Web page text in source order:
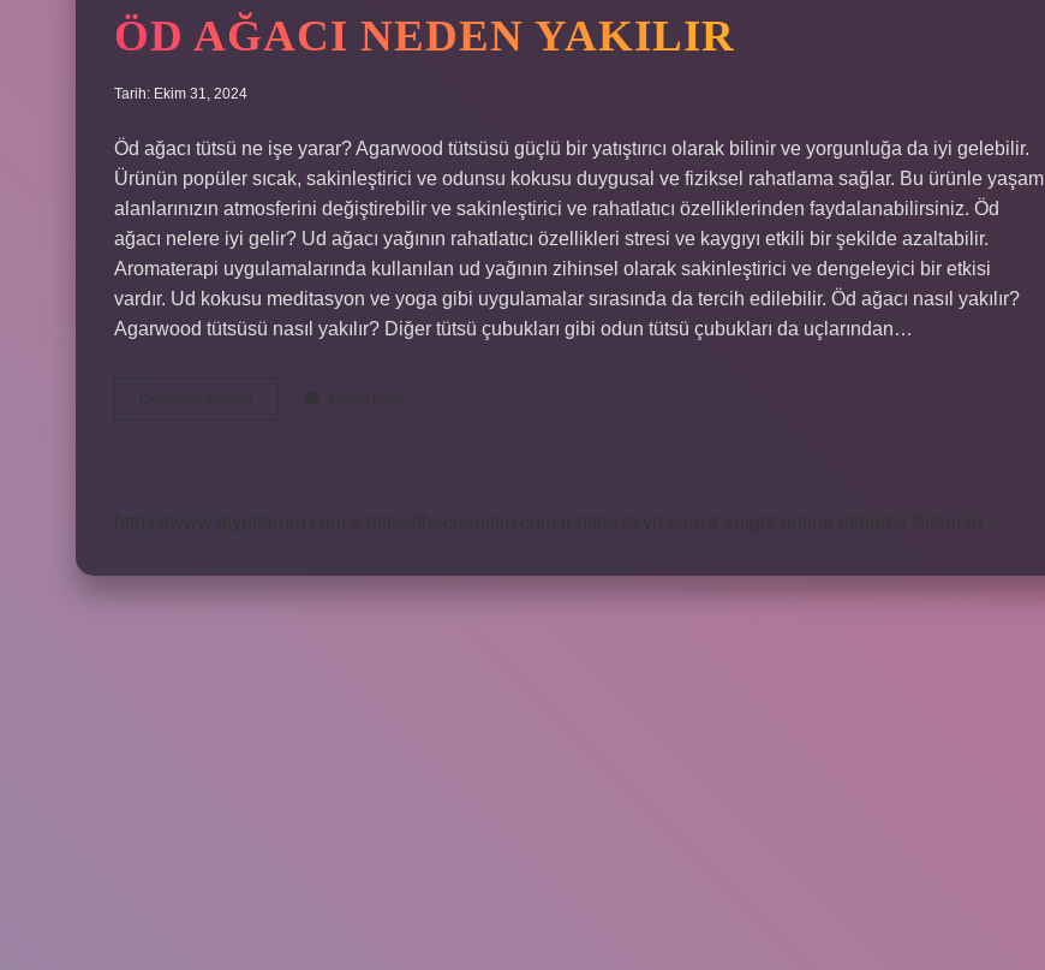
ÖD AĞACI NEDEN YAKILIR
Tarih: Ekim 31, 2024
Öd ağacı tütsü ne işe yarar? Agarwood tütsüsü güçlü bir yatıştırıcı olarak bilinir ve yorgunluğa da iyi gelebilir.
Ürünün popüler sıcak, sakinleştirici ve odunsu kokusu duygusal ve fiziksel rahatlama sağlar. Bu ürünle yaşam
alanlarınızın atmosferini değiştirebilir ve sakinleştirici ve rahatlatıcı özelliklerinden faydalanabilirsiniz. Öd
ağacı nelere iyi gelir? Ud ağacı yağının rahatlatıcı özellikleri stresi ve kaygıyı etkili bir şekilde azaltabilir.
Aromaterapi uygulamalarında kullanılan ud yağının zihinsel olarak sakinleştirici ve dengeleyici bir etkisi
vardır. Ud kokusu meditasyon ve yoga gibi uygulamalar sırasında da tercih edilebilir. Öd ağacı nasıl yakılır?
Agarwood tütsüsü nasıl yakılır? Diğer tütsü çubukları gibi odun tütsü çubukları da uçlarından…